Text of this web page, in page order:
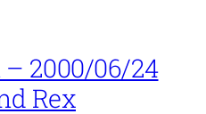
2000/06/24
Rex